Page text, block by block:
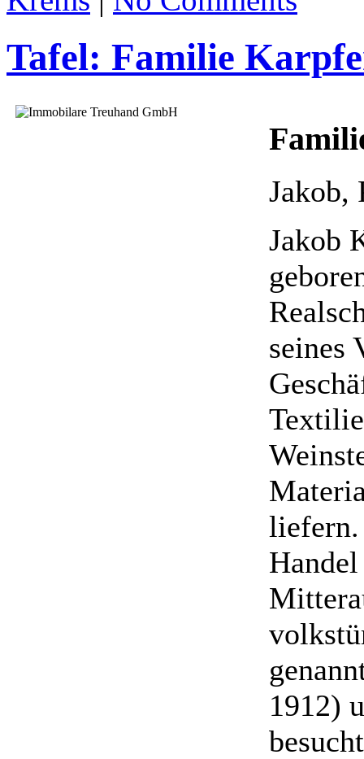
Tafel: Familie
Jakob,
Jakob
seines
liefern.
1912)